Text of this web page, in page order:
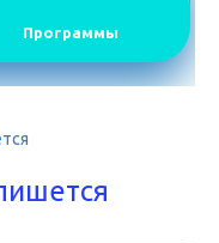
Программы